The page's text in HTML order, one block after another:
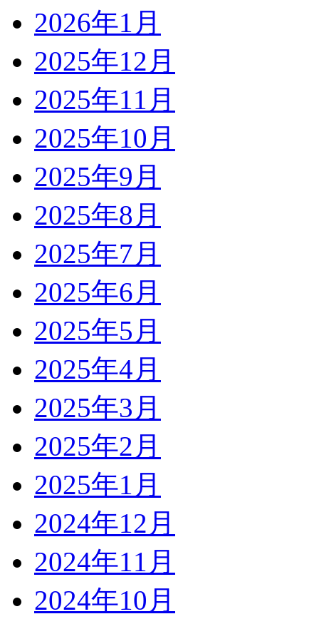
2026年1月
2025年12月
2025年11月
2025年10月
2025年9月
2025年8月
2025年7月
2025年6月
2025年5月
2025年4月
2025年3月
2025年2月
2025年1月
2024年12月
2024年11月
2024年10月